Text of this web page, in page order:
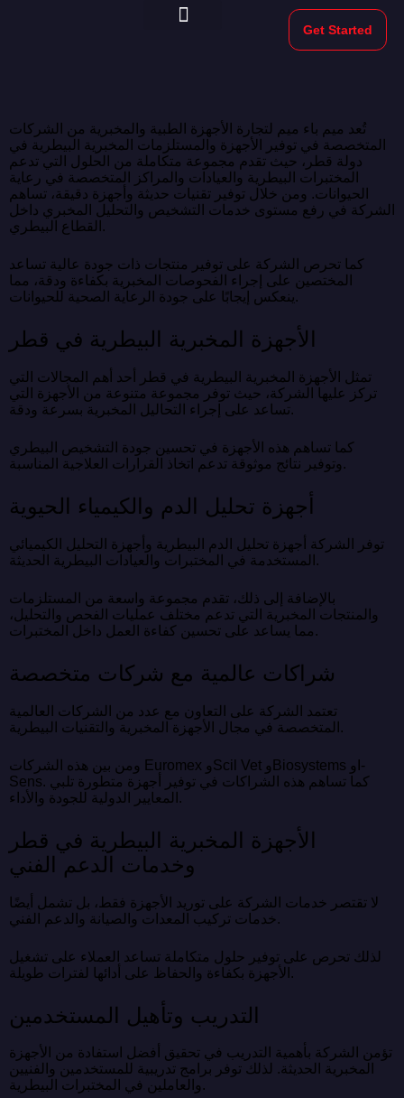
Get Started
تُعد ميم باء ميم لتجارة الأجهزة الطبية والمخبرية من الشركات
المتخصصة في توفير الأجهزة والمستلزمات المخبرية البيطرية في
دولة قطر، حيث تقدم مجموعة متكاملة من الحلول التي تدعم
المختبرات البيطرية والعيادات والمراكز المتخصصة في رعاية
الحيوانات. ومن خلال توفير تقنيات حديثة وأجهزة دقيقة، تساهم
الشركة في رفع مستوى خدمات التشخيص والتحليل المخبري داخل
القطاع البيطري.
كما تحرص الشركة على توفير منتجات ذات جودة عالية تساعد
المختصين على إجراء الفحوصات المخبرية بكفاءة ودقة، مما
ينعكس إيجابًا على جودة الرعاية الصحية للحيوانات.
الأجهزة المخبرية البيطرية في قطر
تمثل الأجهزة المخبرية البيطرية في قطر أحد أهم المجالات التي
تركز عليها الشركة، حيث توفر مجموعة متنوعة من الأجهزة التي
تساعد على إجراء التحاليل المخبرية بسرعة ودقة.
كما تساهم هذه الأجهزة في تحسين جودة التشخيص البيطري
وتوفير نتائج موثوقة تدعم اتخاذ القرارات العلاجية المناسبة.
أجهزة تحليل الدم والكيمياء الحيوية
توفر الشركة أجهزة تحليل الدم البيطرية وأجهزة التحليل الكيميائي
المستخدمة في المختبرات والعيادات البيطرية الحديثة.
بالإضافة إلى ذلك، تقدم مجموعة واسعة من المستلزمات
والمنتجات المخبرية التي تدعم مختلف عمليات الفحص والتحليل،
مما يساعد على تحسين كفاءة العمل داخل المختبرات.
شراكات عالمية مع شركات متخصصة
تعتمد الشركة على التعاون مع عدد من الشركات العالمية
المتخصصة في مجال الأجهزة المخبرية والتقنيات البيطرية.
ومن بين هذه الشركات Euromex وScil Vet وBiosystems وI-
Sens. كما تساهم هذه الشراكات في توفير أجهزة متطورة تلبي
المعايير الدولية للجودة والأداء.
الأجهزة المخبرية البيطرية في قطر
وخدمات الدعم الفني
لا تقتصر خدمات الشركة على توريد الأجهزة فقط، بل تشمل أيضًا
خدمات تركيب المعدات والصيانة والدعم الفني.
لذلك تحرص على توفير حلول متكاملة تساعد العملاء على تشغيل
الأجهزة بكفاءة والحفاظ على أدائها لفترات طويلة.
التدريب وتأهيل المستخدمين
تؤمن الشركة بأهمية التدريب في تحقيق أفضل استفادة من الأجهزة
المخبرية الحديثة. لذلك توفر برامج تدريبية للمستخدمين والفنيين
والعاملين في المختبرات البيطرية.